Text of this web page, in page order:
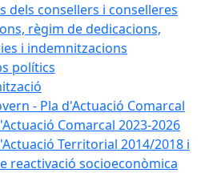
dels consellers i conselleres
règim de dedicacions,
i indemnitzacions
polítics
- Pla d'Actuació Comarcal
Comarcal 2023-2026
Territorial 2014/2018 i
reactivació socioeconòmica